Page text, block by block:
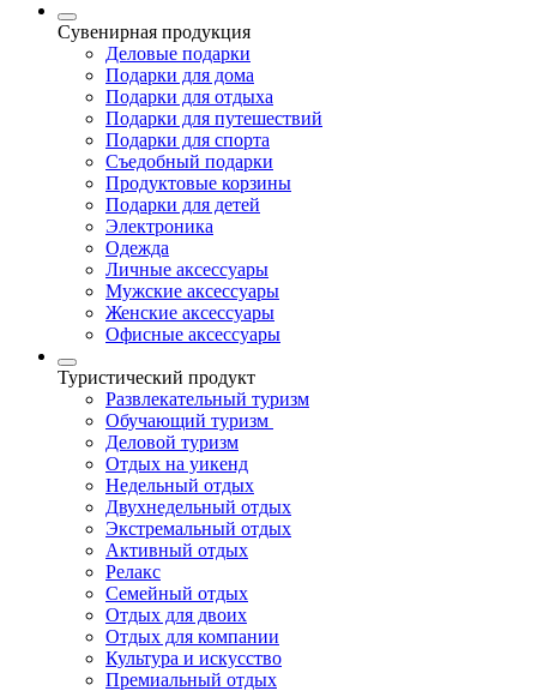
Сувенирная продукция
Деловые подарки
Подарки для дома
Подарки для отдыха
Подарки для путешествий
Подарки для спорта
Съедобный подарки
Продуктовые корзины
Подарки для детей
Электроника
Одежда
Личные аксессуары
Мужские аксессуары
Женские аксессуары
Офисные аксессуары
Туристический продукт
Развлекательный туризм
Обучающий туризм
Деловой туризм
Отдых на уикенд
Недельный отдых
Двухнедельный отдых
Экстремальный отдых
Активный отдых
Релакс
Семейный отдых
Отдых для двоих
Отдых для компании
Культура и искусство
Премиальный отдых